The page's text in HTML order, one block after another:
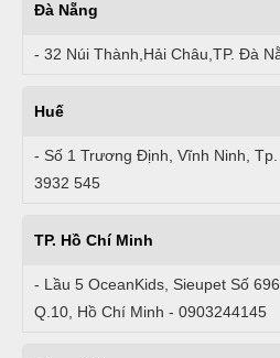
Đà Nẵng
- 32 Núi Thành,Hải Châu,TP. Đà
Huế
- Số 1 Trương Định, Vĩnh Ninh,
3932 545
TP. Hồ Chí Minh
- Lầu 5 OceanKids, Sieupet Số
Q.10, Hồ Chí Minh - 0903244145